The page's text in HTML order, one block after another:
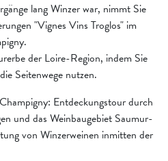
lang Winzer war, nimmt Sie
"Vignes Vins Troglos" im
der Loire-Region, indem Sie
Seitenwege nutzen.
Entdeckungstour durch
und das Weinbaugebiet Saumur-
von Winzerweinen inmitten der